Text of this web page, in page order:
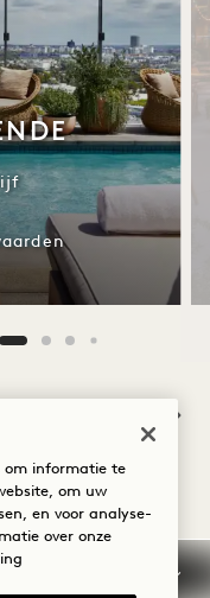
DIE JE
VINDT
om informatie te
om uw
en voor analyse-
over onze